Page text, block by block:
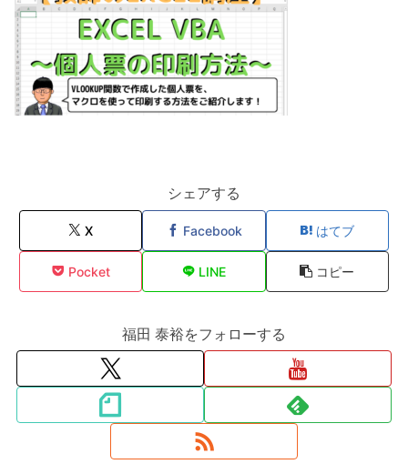
シェアする
X Facebook はてブ
Pocket LINE コピー
福田 泰裕をフォローする